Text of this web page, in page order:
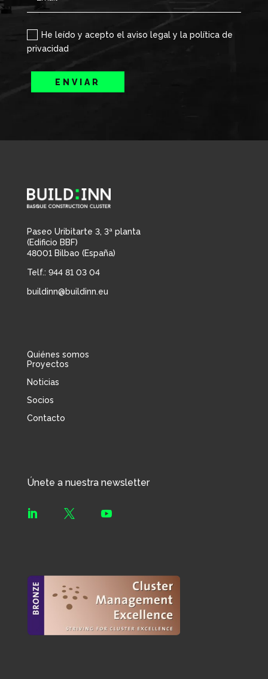
He leído y acepto el aviso legal y la política de
privacidad
ENVIAR
Paseo Uribitarte 3, 3ª planta
(Edificio BBF)
48001 Bilbao (España)
Telf.: 944 81 03 04
buildinn@buildinn.eu
Quiénes somos
Proyectos
Noticias
Socios
Contacto
Únete a nuestra newsletter
  